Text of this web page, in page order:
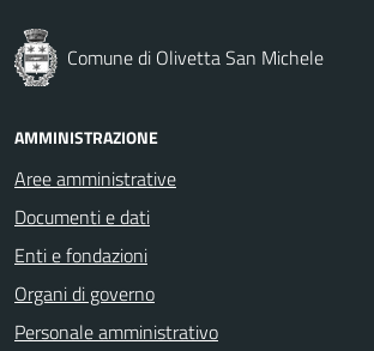
Comune di Olivetta San Michele
AMMINISTRAZIONE
Aree amministrative
Documenti e dati
Enti e fondazioni
Organi di governo
Personale amministrativo